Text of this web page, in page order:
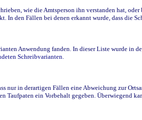
wie die Amtsperson ihn verstanden hat, oder
den Fällen bei denen erkannt wurde, dass die
Anwendung fanden. In dieser Liste wurde in
Schreibvarianten.
nur in derartigen Fällen eine Abweichung zur
ein Vorbehalt gegeben. Überwiegend